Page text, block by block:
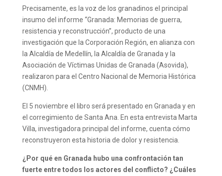
Precisamente, es la voz de los granadinos el principal
insumo del informe “Granada: Memorias de guerra,
resistencia y reconstrucción”, producto de una
investigación que la Corporación Región, en alianza con
la Alcaldía de Medellín, la Alcaldía de Granada y la
Asociación de Víctimas Unidas de Granada (Asovida),
realizaron para el Centro Nacional de Memoria Histórica
(CNMH).
El 5 noviembre el libro será presentado en Granada y en
el corregimiento de Santa Ana. En esta entrevista Marta
Villa, investigadora principal del informe, cuenta cómo
reconstruyeron esta historia de dolor y resistencia.
¿Por qué en Granada hubo una confrontación tan
fuerte entre todos los actores del conflicto? ¿Cuáles